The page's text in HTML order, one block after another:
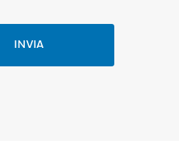
INVIA